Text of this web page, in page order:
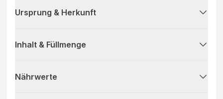
Ursprung & Herkunft
Inhalt & Füllmenge
Nährwerte